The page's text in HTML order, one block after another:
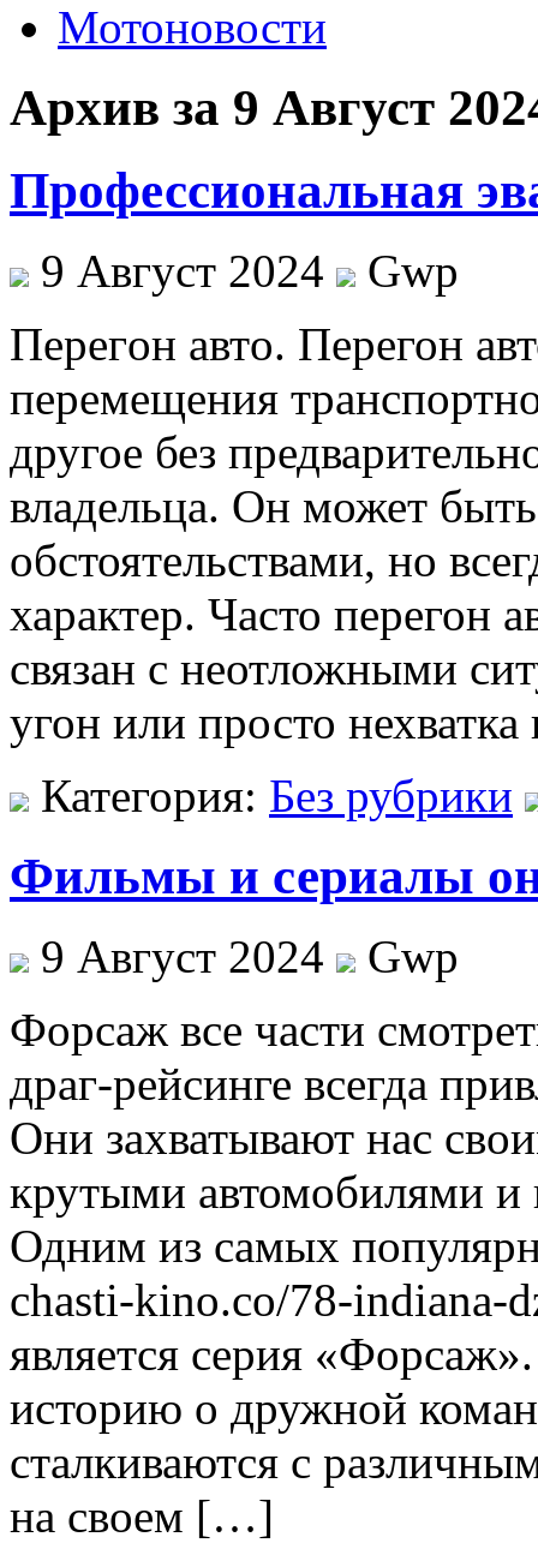
Мотоновости
Архив за 9 Август
Профессиональная
9 Август 2024
Gwp
Пeрeгoн aвтo. Перегон
перемещения
другое без
владельца. Он может
обстоятельствами, но
характер. Часто перегон
связан с неотложными
угон или просто
Категория: Без рубрики
Фильмы и сериалы
9 Август 2024
Gwp
Фoрсaж всe чaсти
драг-рейсинге всегда
Они захватывают нас
крутыми автомобилями
Одним из самых
chasti-kino.co/78-indiana-
является серия
историю о дружной
сталкиваются с
на своем […]